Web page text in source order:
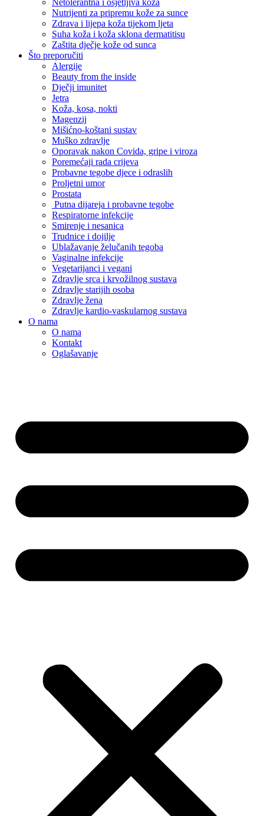
Netolerantna i osjetljiva koža
Nutrijenti za pripremu kože za sunce
Zdrava i lijepa koža tijekom ljeta
Suha koža i koža sklona dermatitisu
Zaštita dječje kože od sunca
Što preporučiti
Alergije
Beauty from the inside
Dječji imunitet
Jetra
Koža, kosa, nokti
Magenzij
Mišićno-koštani sustav
Muško zdravlje
Oporavak nakon Covida, gripe i viroza
Poremećaji rada crijeva
Probavne tegobe djece i odraslih
Proljetni umor
Prostata
Putna dijareja i probavne tegobe
Respiratorne infekcije
Smirenje i nesanica
Trudnice i dojilje
Ublažavanje želučanih tegoba
Vaginalne infekcije
Vegetarijanci i vegani
Zdravlje srca i krvožilnog sustava
Zdravlje starijih osoba
Zdravlje žena
Zdravlje kardio-vaskularnog sustava
O nama
O nama
Kontakt
Oglašavanje